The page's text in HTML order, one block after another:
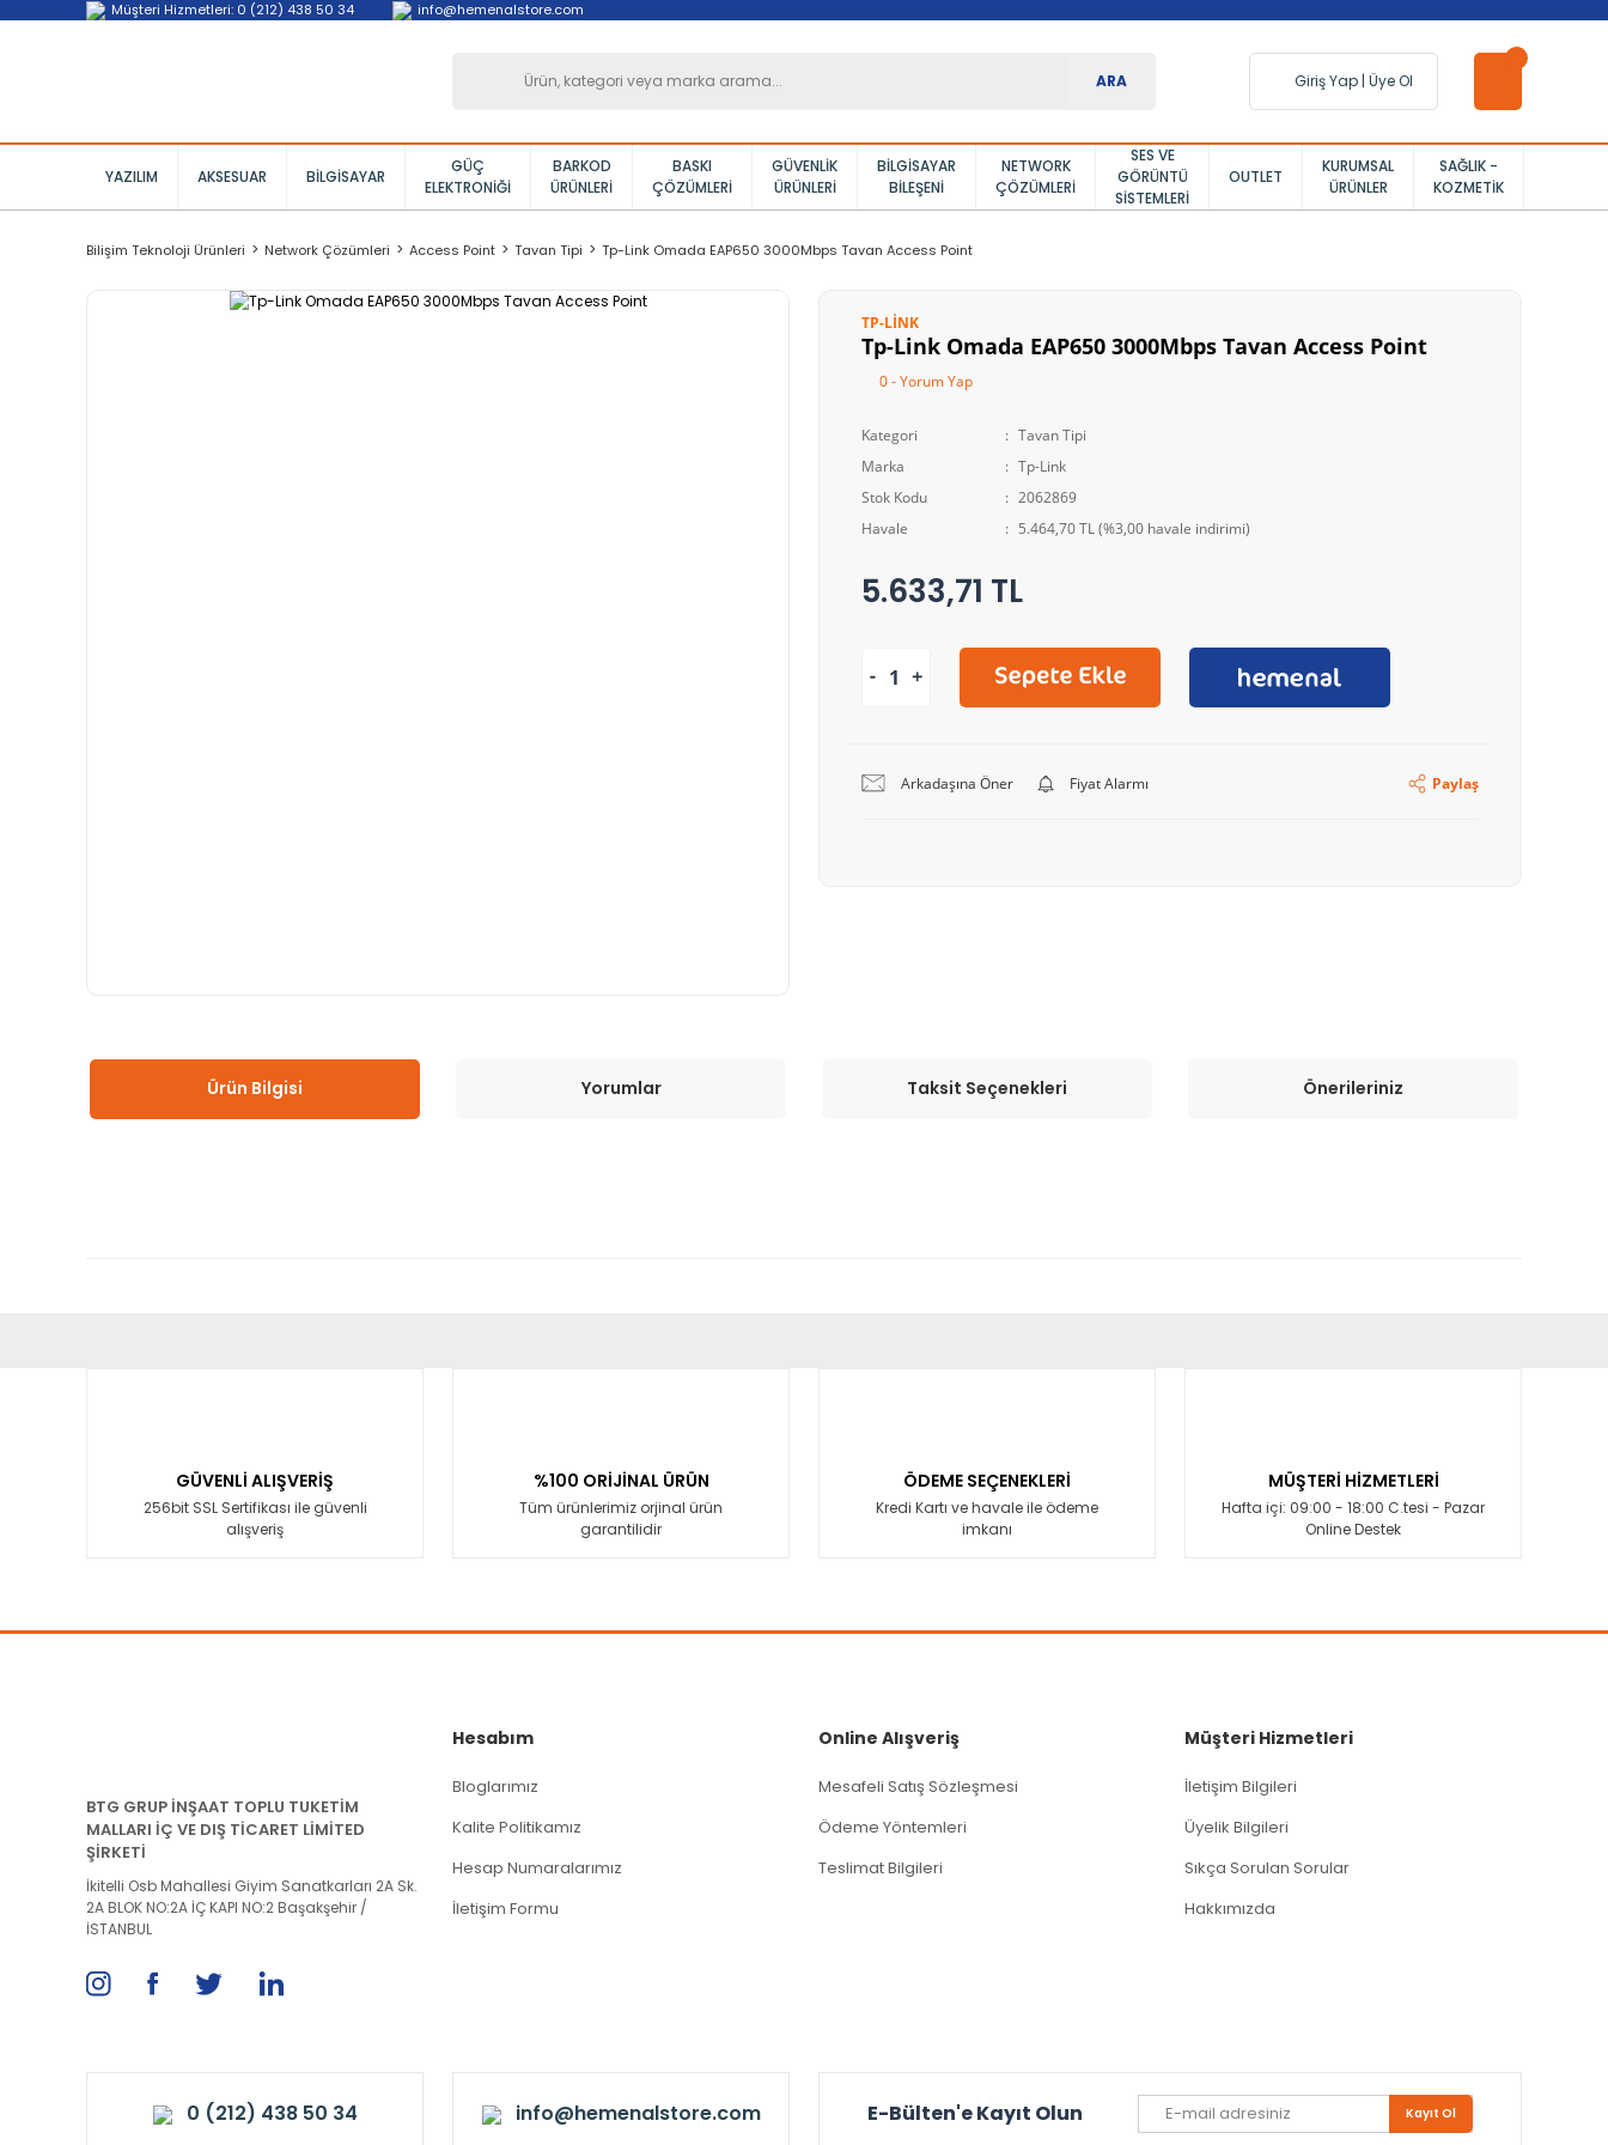
Müşteri Hizmetleri: 0 (212) 438 50 34 info@hemenalstore.com
ARA Giriş Yap | Üye Ol
YAZILIM AKSESUAR BILGISAYAR
GÜÇ
ELEKTRONIĞI
BARKOD
ÜRÜNLERI
BASKI
ÇÖZÜMLERI
GÜVENLIK
ÜRÜNLERI
BILGISAYAR
BILEŞENI
NETWORK
ÇÖZÜMLERI
SES VE
GÖRÜNTÜ
SISTEMLERI
OUTLET
KURUMSAL
ÜRÜNLER
SAĞLIK -
KOZMETIK
Bilişim Teknoloji Ürünleri Network Çözümleri Access Point Tavan Tipi Tp-Link Omada EAP650 3000Mbps Tavan Access Point
TP-LINK
Tp-Link Omada EAP650 3000Mbps Tavan Access Point
0 - Yorum Yap
Kategori
Tavan Tipi
Marka
Tp-Link
Stok Kodu
2062869
Havale
5.464,70 TL (%3,00 havale indirimi)
5.633,71 TL
Arkadaşına Öner Fiyat Alarmı Paylaş
Ürün Bilgisi Yorumlar Taksit Seçenekleri Önerileriniz
Ürün bilgilerinde hatalar bulunuyor.
Ürün fiyatı diğer sitelerden daha pahalı.
GÜVENLİ ALIŞVERİŞ
256bit SSL Sertifikası ile güvenli
alışveriş
%100 ORİJİNAL ÜRÜN
Tüm ürünlerimiz orjinal ürün
garantilidir
ÖDEME SEÇENEKLERİ
Kredi Kartı ve havale ile ödeme
imkanı
MÜŞTERİ HİZMETLERİ
Hafta içi: 09:00 - 18:00 C.tesi - Pazar
Online Destek
BTG GRUP İNŞAAT TOPLU TUKETİM
MALLARI İÇ VE DIŞ TİCARET LİMİTED
ŞİRKETİ
İkitelli Osb Mahallesi Giyim Sanatkarları 2A Sk.
2A BLOK NO:2A İÇ KAPI NO:2 Başakşehir /
İSTANBUL
Hesabım
Bloglarımız
Kalite Politikamız
Hesap Numaralarımız
İletişim Formu
Online Alışveriş
Mesafeli Satış Sözleşmesi
Ödeme Yöntemleri
Teslimat Bilgileri
Müşteri Hizmetleri
İletişim Bilgileri
Üyelik Bilgileri
Sıkça Sorulan Sorular
Hakkımızda
0 (212) 438 50 34 info@hemenalstore.com E-Bülten'e Kayıt Olun Kayıt Ol